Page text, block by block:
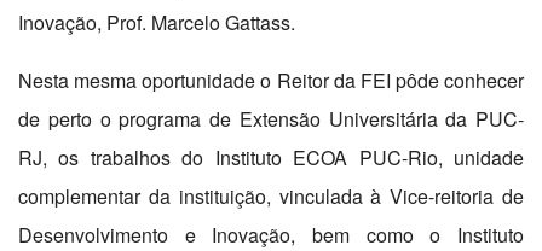
Inovação, Prof. Marcelo Gattass.
Nesta mesma oportunidade o Reitor da FEI pôde conhecer
de perto o programa de Extensão Universitária da PUC-
RJ, os trabalhos do Instituto ECOA PUC-Rio, unidade
complementar da instituição, vinculada à Vice-reitoria de
Desenvolvimento e Inovação, bem como o Instituto